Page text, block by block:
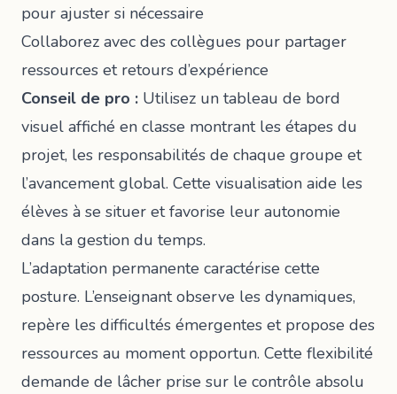
pour ajuster si nécessaire
Collaborez avec des collègues pour partager
ressources et retours d’expérience
Conseil de pro : Utilisez un tableau de bord
visuel affiché en classe montrant les étapes du
projet, les responsabilités de chaque groupe et
l’avancement global. Cette visualisation aide les
élèves à se situer et favorise leur autonomie
dans la gestion du temps.
L’adaptation permanente caractérise cette
posture. L’enseignant observe les dynamiques,
repère les difficultés émergentes et propose des
ressources au moment opportun. Cette flexibilité
demande de lâcher prise sur le contrôle absolu